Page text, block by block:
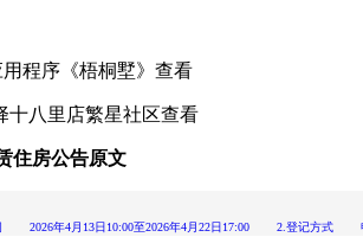
程序《梧桐墅》查看
八里店繁星社区查看
住房公告原文
年4月13日10:00至2026年4月22日17:00 2.登记方式